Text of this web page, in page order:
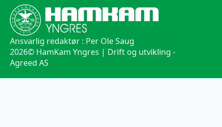
Ansvarlig redaktør : Per Ole Saug
2026© HamKam Yngres | Drift og utvikling -
Agreed AS